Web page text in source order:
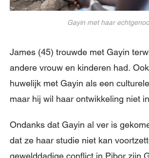
Gayin met haar
James (45) trouwde met Gayin
andere vrouw en kinderen had.
huwelijk met Gayin als een
maar hij wil haar ontwikkeling niet
Ondanks dat Gayin al ver is
dat ze haar studie niet kan
gewelddadige conflict in Pibor zijn